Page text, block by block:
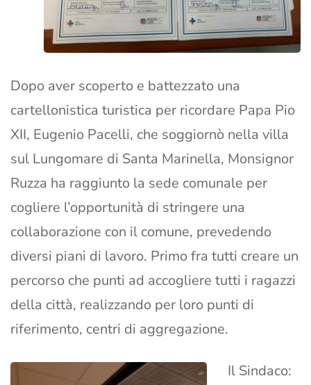
Dopo aver scoperto e battezzato una
cartellonistica turistica per ricordare Papa Pio
XII, Eugenio Pacelli, che soggiornò nella villa
sul Lungomare di Santa Marinella, Monsignor
Ruzza ha raggiunto la sede comunale per
cogliere l’opportunità di stringere una
collaborazione con il comune, prevedendo
diversi piani di lavoro. Primo fra tutti creare un
percorso che punti ad accogliere tutti i ragazzi
della città, realizzando per loro punti di
riferimento, centri di aggregazione.
Il Sindaco: